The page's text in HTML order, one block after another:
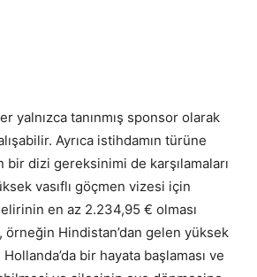
yalnızca tanınmış sponsor olarak
Ayrıca istihdamın türüne
bir dizi gereksinimi de karşılamaları
vasıflı göçmen vizesi için
en az 2.234,95 € olması
örneğin Hindistan’dan gelen yüksek
bir hayata başlaması ve